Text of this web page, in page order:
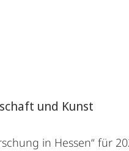
und Kunst
in Hessen“ für